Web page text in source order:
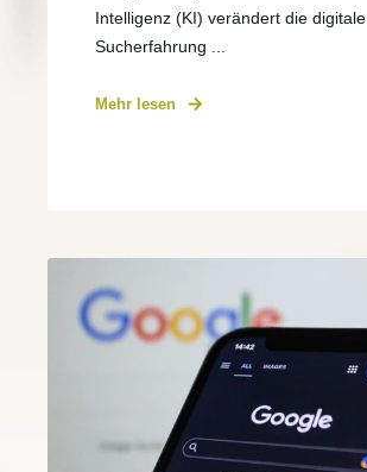
Intelligenz (KI) verändert die digitale
Sucherfahrung ...
Mehr lesen